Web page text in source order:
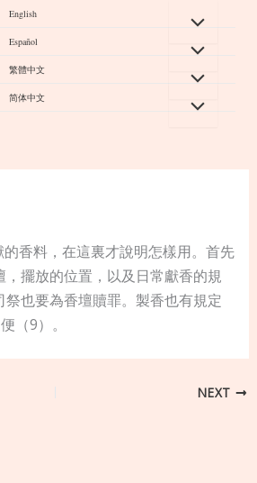
English
Español
繁體中文
简体中文
香料，在這裏才說明怎樣用。首先
，擺放的位置，以及日常獻香的規
祭也要為香壇贖罪。製香也有規定
（9）。
NEXT